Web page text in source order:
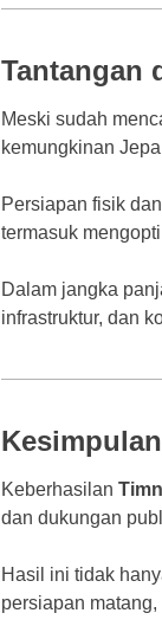
Tantangan
Meski sudah
kemungkinan
Persiapan fisik
termasuk
Dalam jangka
infrastruktur, dan
Kesimpulan
Keberhasilan
dan dukungan
Hasil ini tidak
persiapan